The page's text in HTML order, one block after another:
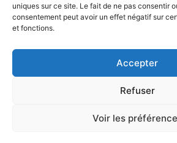
uniques sur ce site. Le fait de ne pas consentir
consentement peut avoir un effet négatif sur
et fonctions.
Accepter
Refuser
Voir les
AccessibilitéMentions